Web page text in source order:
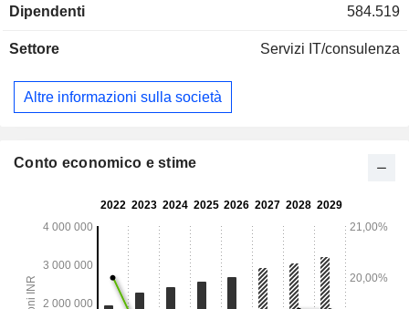
finanziari-assicurativi (40%), telecomunicazioni e media
industria manifatturiera (9,7%) e altro (18,2%). Le vendite
(5,71%), Americhe (51,3%), Europa (31,9%) e altro (11,7%).
Dipendenti 584.519
Settore Servizi IT/consulenza
Altre informazioni sulla società
Conto economico e stime